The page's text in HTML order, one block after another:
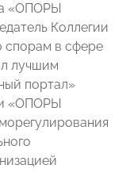
«ОПОРЫ
Коллегии
спорам в сфере
лучшим
портал»
«ОПОРЫ